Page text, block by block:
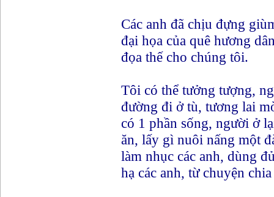
Các anh đã chịu đựng
đại họa của quê hương
đọa thế cho chúng tôi.
Tôi có thể tưởng tượng,
đường đi ở tù, tương lai
có 1 phần sống, người ở
ăn, lấy gì nuôi nấng một
làm nhục các anh, dùng
hạ các anh, từ chuyện